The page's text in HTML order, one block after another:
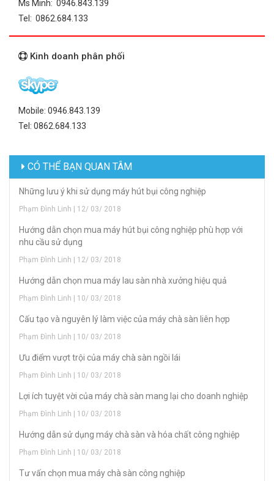
Ms Minh: 0946.843.139
Tel: 0862.684.133
Kinh doanh phân phối
Mobile: 0946.843.139
Tel: 0862.684.133
CÓ THỂ BẠN QUAN TÂM
Những lưu ý khi sử dụng máy hút bụi công nghiệp
Phạm Đình Linh | 12/ 03/ 2018
Hướng dẫn chọn mua máy hút bụi công nghiệp phù hợp với
nhu cầu sử dụng
Phạm Đình Linh | 12/ 03/ 2018
Hướng dẫn chọn mua máy lau sàn nhà xưởng hiệu quả
Phạm Đình Linh | 10/ 03/ 2018
Cấu tạo và nguyên lý làm việc của máy chà sàn liên hợp
Phạm Đình Linh | 10/ 03/ 2018
Ưu điểm vượt trội của máy chà sàn ngồi lái
Phạm Đình Linh | 10/ 03/ 2018
Lợi ích tuyệt vời của máy chà sàn mang lại cho doanh nghiệp
Phạm Đình Linh | 10/ 03/ 2018
Hướng dẫn sử dụng máy chà sàn và hóa chất công nghiệp
Phạm Đình Linh | 10/ 03/ 2018
Tư vấn chọn mua máy chà sàn công nghiệp